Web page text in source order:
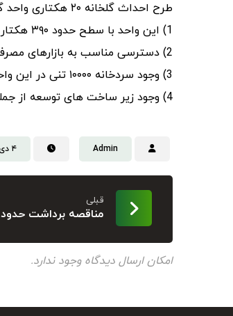
طرح احداث گلخانه ۲۰ هکتاری واحد گلچشمه
1) این واحد با سطح حدود ۳۹۰ هکتار و ۱۳ حلقه چاه با مجموع آبدهی حدود ۱۷۰ لیتر بر ثانیه و کیفیت آب مطلوب ۱۱۵۰۰;در کیلومتر ۱ جاده آزادشهر به گنبد قرار دارد.
2) دسترسی مناسب به بازارهای مصرف از طریق شبکه راههای ارتباطی داخل کشور و نزدیکی به مرزهای شمالی کشورو در نتیجه دسترسی آسان به کشورهای آسیای میانه.
3) وجود سردخانه ۱۰۰۰۰ تنی در این واحد که امکان نگهداری محصول در شرایط مناسب و کاهش ضایعات را فراهم می آورد.
4) وجود زیر ساخت های توسعه از جمله گاز طبیعی و برق در این واحد
Admin ۴ دی ۱۴۰۳
قبلی
مناقصه برداشت حدود ۲۳۰ هکتار مزارع غلات
امکان ارسال دیدگاه وجود ندارد.